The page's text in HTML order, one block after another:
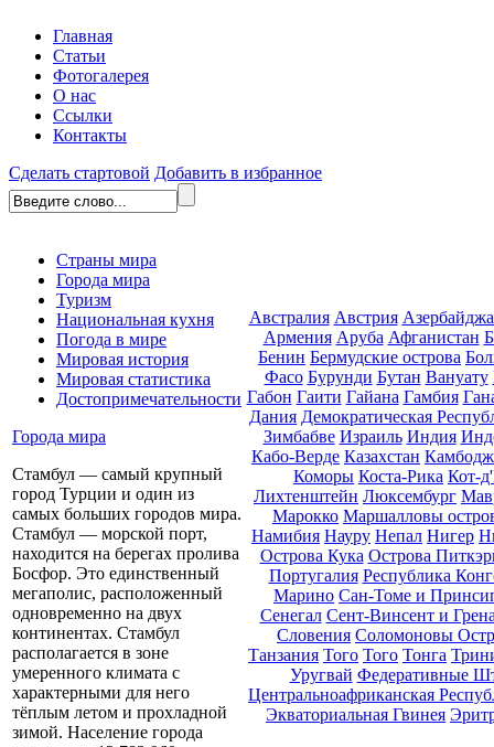
Главная
Статьи
Фотогалерея
О нас
Ссылки
Контакты
Сделать стартовой Добавить в избранное
Страны мира
Города мира
Туризм
Национальная кухня
Погода в мире
Мировая история
Мировая статистика
Достопримечательности
Города мира
Стамбул — самый крупный
город Турции и один из
самых больших городов мира.
Стамбул — морской порт,
находится на берегах пролива
Босфор. Это единственный
мегаполис, расположенный
одновременно на двух
континентах. Стамбул
располагается в зоне
умеренного климата с
характерными для него
тёплым летом и прохладной
зимой. Население города
Австралия Австрия
Армения Аруба Афганистан
Бенин Бермудские острова
Фасо Бурунди Бутан Вануату
Габон Гаити Гайана Гамбия
Дания Демократическая
Зимбабве Израиль Индия
Кабо-Верде Казахстан
Коморы Коста-Рика Кот-
Лихтенштейн Люксембург
Марокко Маршалловы
Намибия Науру Непал Нигер
Острова Кука Острова
Португалия Республика
Марино Сан-Томе и
Сенегал Сент-Винсент и
Словения Соломоновы
Танзания Того Того Тонга
Уругвай Федеративные
Центральноафриканская
Экваториальная Гвинея